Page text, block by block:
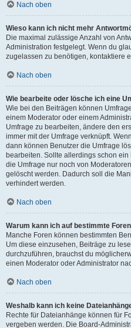
Nach oben
Wieso kann ich nicht mehr
Die maximal zulässige Anzahl von
Administration festgelegt. Wenn du
zugelassen zu benötigen, kontaktiere
Nach oben
Wie bearbeite oder lösche ich eine
Wie bei den Beiträgen können
einem Moderator oder einem
Umfrage zu bearbeiten, ändere den
immer mit der Umfrage verknüpft.
dann können Benutzer die Umfrage
bearbeiten. Sollte allerdings schon
die Umfrage nur noch von
gelöscht werden. Dadurch soll die
verhindert werden.
Nach oben
Warum kann ich auf bestimmte
Manche Foren können bestimmten
Um diese einzusehen, Beiträge zu
durchzuführen, brauchst du
einen Moderator oder Administrator
Nach oben
Weshalb kann ich keine
Rechte für Dateianhänge können für
vergeben werden. Die Board-